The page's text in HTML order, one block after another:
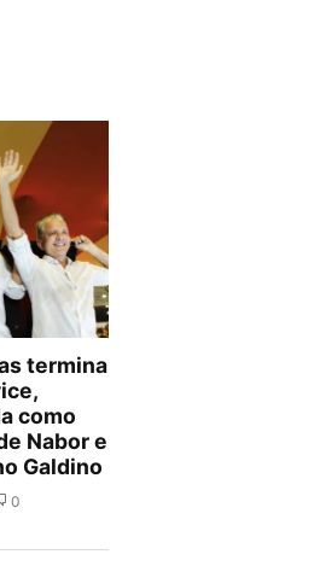
termina
como
Nabor e
Galdino
0